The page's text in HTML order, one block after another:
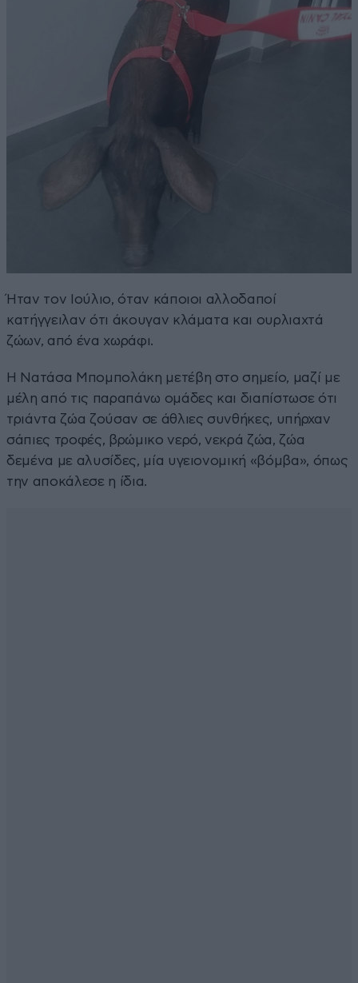
Ήταν τον Ιούλιο, όταν κάποιοι αλλοδαποί
κατήγγειλαν ότι άκουγαν κλάματα και ουρλιαχτά
ζώων, από ένα χωράφι.
Η Νατάσα Μπομπολάκη μετέβη στο σημείο, μαζί με
μέλη από τις παραπάνω ομάδες και διαπίστωσε ότι
τριάντα ζώα ζούσαν σε άθλιες συνθήκες, υπήρχαν
σάπιες τροφές, βρώμικο νερό, νεκρά ζώα, ζώα
δεμένα με αλυσίδες, μία υγειονομική «βόμβα», όπως
την αποκάλεσε η ίδια.